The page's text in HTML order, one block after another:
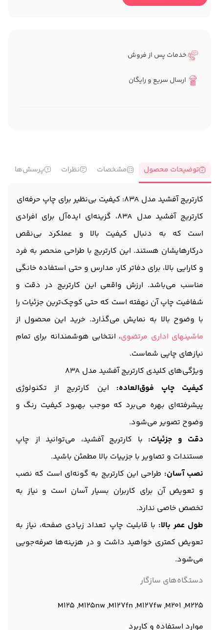
خدمات پس از فروش
ارسال سریع و رایگان
توضیحات محصول مشخصات نظرات پرسش‌ها
کارتریج آفشید مدل 83A: کیفیت بی‌نظیر برای چاپ حرفه‌ای
کارتریج آفشید مدل 83A، گزینه‌ای ایده‌آل برای افرادی
است که به دنبال کیفیت بالا و عملکرد بی‌نقص
درکارهایشان هستند. این کارتریج با طراحی منحصر به فرد
و کارایی بالا، برای دفاتر کار، مدارس و حتی استفاده خانگی
مناسب می‌باشد. ارزش واقعی این کارتریج در دقت و
شفافیت چاپ آن نهفته است که حتی کوچک‌ترین جزئیات را
با وضوح بالا به نمایش می‌گذارد. خرید این محصول از
ماشینهای اداری مرتضوی، انتخابی هوشمندانه برای تمام
نیازهای چاپی شماست.
ویژگی‌های کلیدی کارتریج آفشید مدل 83A
کیفیت چاپ فوق‌العاده: این کارتریج از تکنولوژی
پیشرفته‌ای بهره می‌برد که موجب بهبود کیفیت رنگ و
وضوح تصویر می‌شود.
دقت و جزئیات: با کارتریج آفشید، می‌توانید از چاپ
مستندات و تصاویر با جزییات بالا مطمئن باشید.
نصب آسان: طراحی این کارتریج به گونه‌ای است که نصب
و تعویض آن برای کاربران بسیار آسان است و نیاز به
تخصص خاصی ندارد.
طول عمر بالا: با قابلیت چاپ تعداد زیادی صفحه، نیاز به
تعویض کمتری خواهید داشت و در هزینه‌ها صرفه‌جویی
می‌شود.
دستگاه‌های سازگار
M125 ,M125nw ,M127fn ,M127fw ,M201 ,M225
موارد استفاده و کاربرد